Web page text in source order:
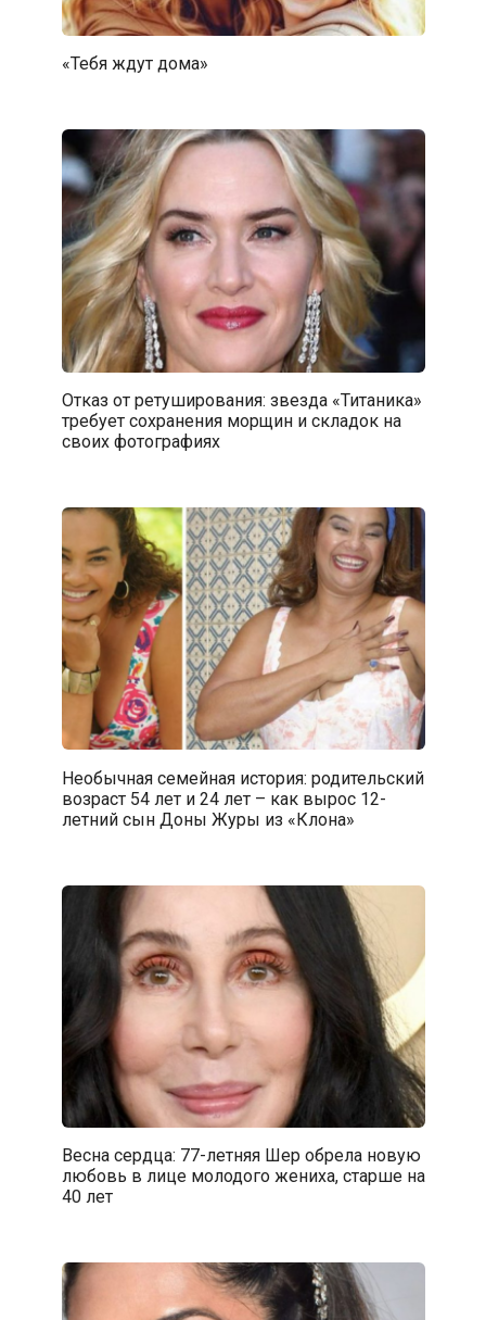
«Тебя ждут дома»
Отказ от ретуширования: звезда «Титаника»
требует сохранения морщин и складок на
своих фотографиях
Необычная семейная история: родительский
возраст 54 лет и 24 лет – как вырос 12-
летний сын Доны Журы из «Клона»
Весна сердца: 77-летняя Шер обрела новую
любовь в лице молодого жениха, старше на
40 лет